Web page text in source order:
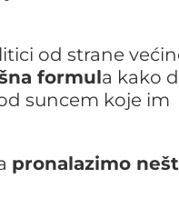
od strane
formula kako
suncem koje im
pronalazimo